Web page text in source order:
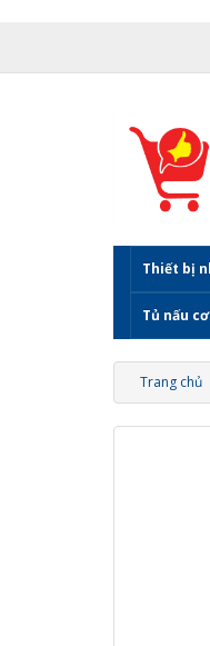
Thiết bị
Tủ nấu
Trang chủ